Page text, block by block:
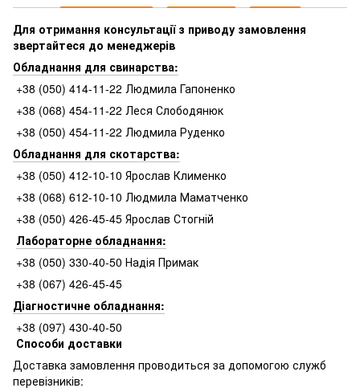
Для отримання консультації з приводу замовлення
звертайтеся до менеджерів
Обладнання для свинарства:
+38 (050) 414-11-22 Людмила Гапоненко
+38 (068) 454-11-22 Леся Слободянюк
+38 (050) 454-11-22 Людмила Руденко
Обладнання для скотарства:
+38 (050) 412-10-10 Ярослав Клименко
+38 (068) 612-10-10 Людмила Маматченко
+38 (050) 426-45-45 Ярослав Стогній
Лабораторне обладнання:
+38 (050) 330-40-50 Надія Примак
+38 (067) 426-45-45
Діагностичне обладнання:
+38 (097) 430-40-50
Способи доставки
Доставка замовлення проводиться за допомогою служб
перевізників: